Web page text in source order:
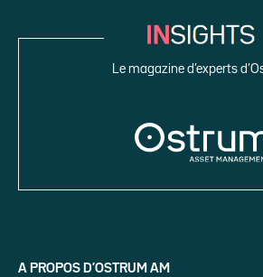
Le magazine d’experts
A PROPOS D’OSTRUM AM